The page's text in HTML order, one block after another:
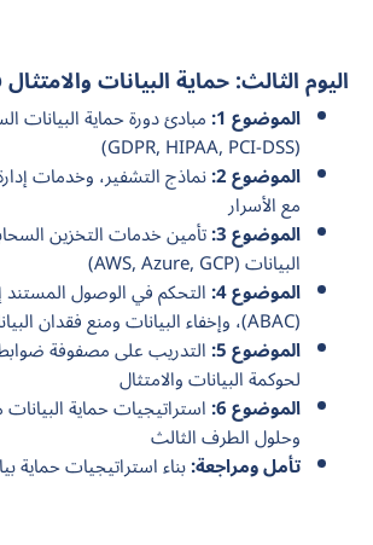
اليوم الثالث: حماية البيانات
الموضوع 1: مبادئ دورة حماية البيانات
(GDPR, HIPAA, PCI-DSS)
الموضوع 2: نماذج التشفير، وخدمات
مع الأسرار
الموضوع 3: تأمين خدمات التخزين
البيانات (AWS, Azure, GCP)
الموضوع 4: التحكم في الوصول
(ABAC)، وإخفاء البيانات ومنع فقدان البيانات
الموضوع 5:
لحوكمة البيانات والامتثال
الموضوع 6: استراتيجيات حماية
وحلول الطرف الثالث
تأمل ومراجعة:بناء استراتيجيات حماية